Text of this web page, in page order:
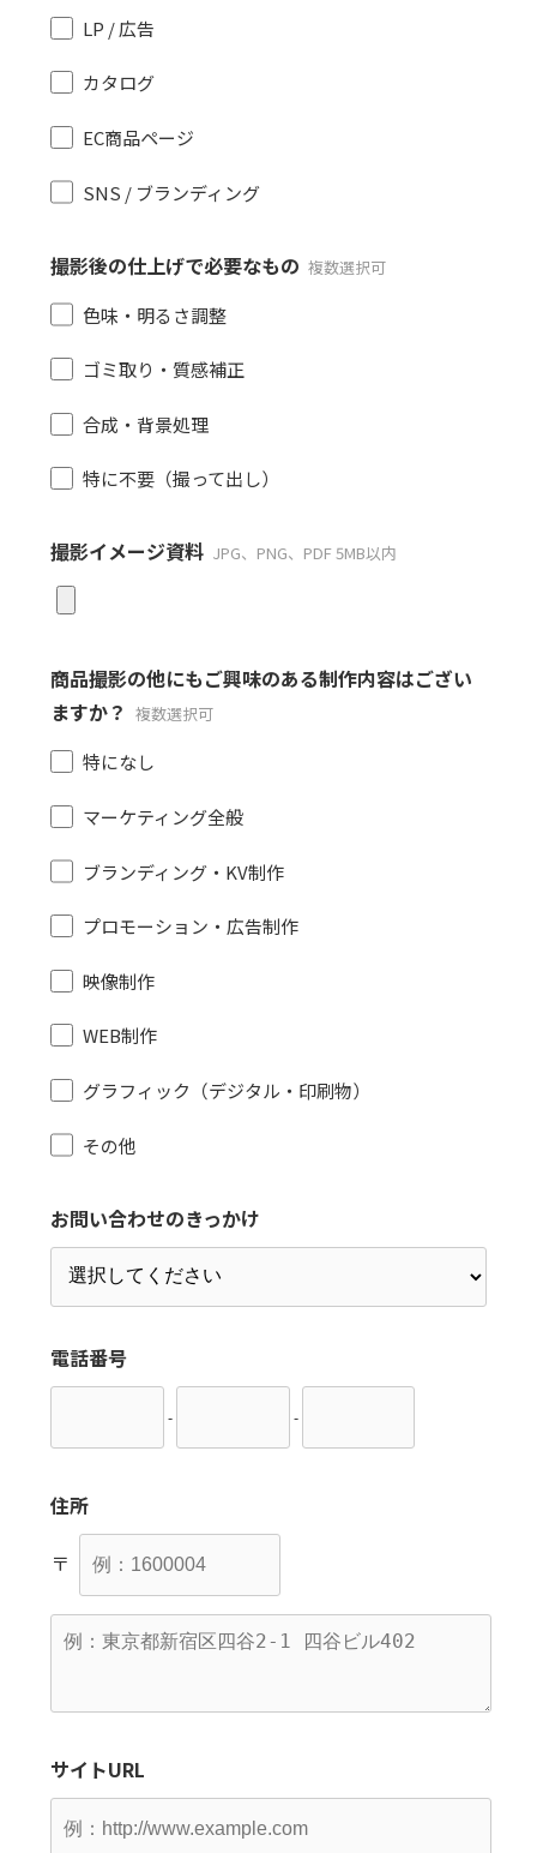
LP / 広告
カタログ
EC商品ページ
SNS / ブランディング
撮影後の仕上げで必要なもの 複数選択可
色味・明るさ調整
ゴミ取り・質感補正
合成・背景処理
特に不要（撮って出し）
撮影イメージ資料 JPG、PNG、PDF 5MB以内
商品撮影の他にもご興味のある制作内容はござい
ますか？ 複数選択可
特になし
マーケティング全般
ブランディング・KV制作
プロモーション・広告制作
映像制作
WEB制作
グラフィック（デジタル・印刷物）
その他
お問い合わせのきっかけ
電話番号
- -
住所
〒
サイトURL